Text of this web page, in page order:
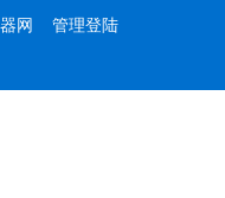
器网
管理登陆